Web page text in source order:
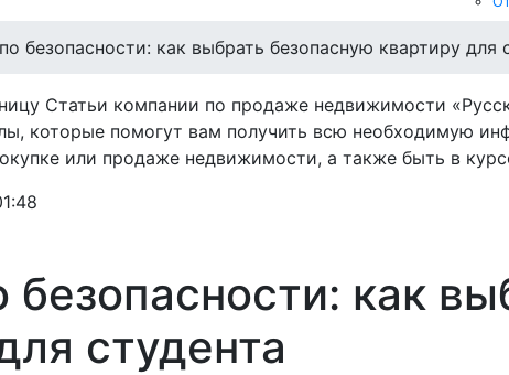
безопасности: как выбрать безопасную квартиру для
Статьи компании по продаже недвижимости
которые помогут вам получить всю необходимую
или продаже недвижимости, а также быть в
как
студента